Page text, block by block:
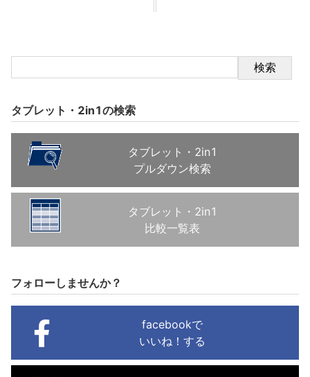
検索
タブレット・2in1の検索
タブレット・2in1
プルダウン検索
タブレット・2in1
比較一覧表
フォローしませんか？
facebookで
いいね！する